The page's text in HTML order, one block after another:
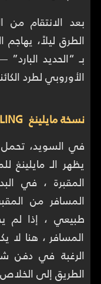
بعد الانتقام من
الطرق ليلاً، يهاجم
بـ “الحديد
الأوروبي لطرد
نسخة مايلينغ MYLING
في السويد، تحمل
يظهر الـ
المقبرة ، في
المسافر من
طبيعي ، إذا
المسافر ، هنا لا
الرغبة في دفن
الطريق إلى